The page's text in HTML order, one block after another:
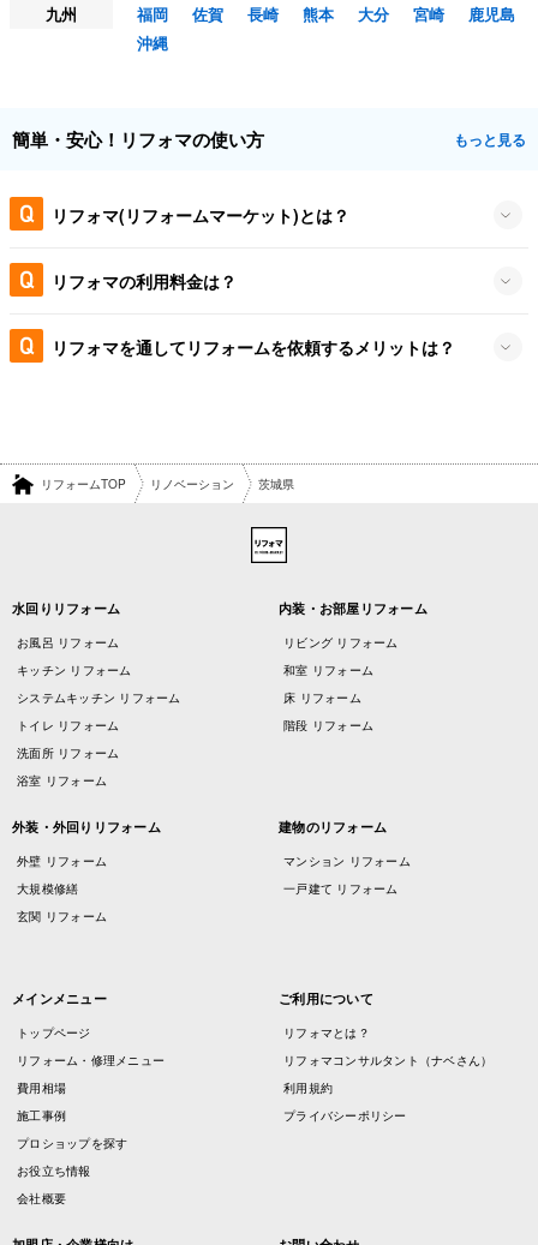
九州
福岡 佐賀 長崎 熊本 大分 宮崎
鹿児島
沖縄
簡単・安心！リフォマの使い方 もっと見る
リフォマ(リフォームマーケット)とは？
リフォマの利用料金は？
リフォマを通してリフォームを依頼するメリットは？
リフォームTOP リノベーション 茨城県
水回りリフォーム
お風呂 リフォーム
キッチン リフォーム
システムキッチン リフォーム
トイレ リフォーム
洗面所 リフォーム
浴室 リフォーム
内装・お部屋リフォーム
リビング リフォーム
和室 リフォーム
床 リフォーム
階段 リフォーム
外装・外回りリフォーム
外壁 リフォーム
大規模修繕
玄関 リフォーム
建物のリフォーム
マンション リフォーム
一戸建て リフォーム
メインメニュー
トップページ
リフォーム・修理メニュー
費用相場
施工事例
プロショップを探す
お役立ち情報
会社概要
ご利用について
リフォマとは？
リフォマコンサルタント（ナベさん）
利用規約
プライバシーポリシー